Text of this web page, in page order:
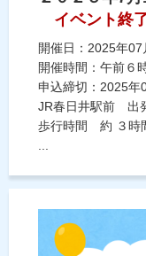
イベント終
開催日：2025年07
開催時間：午前６
申込締切：2025年
JR春日井駅前 出
歩行時間 約 ３時